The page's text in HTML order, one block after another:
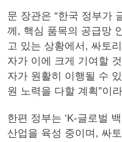
문 장관은 “한국 정부가
께, 핵심 품목의 공급망
고 있는 상황에서, 싸토
자가 이에 크게 기여할
자가 원활히 이행될 수
원 노력을 다할 계획”이
한편 정부는 ‘K-글로벌
산업을 육성 중이며, 싸